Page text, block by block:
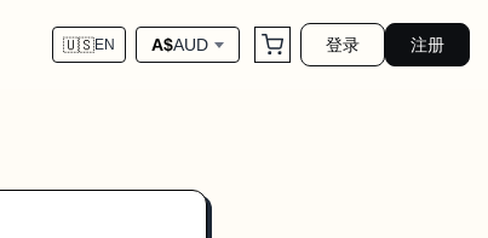
🇺🇸EN A$AUD 登录 注册